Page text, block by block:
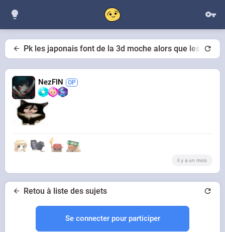
Pk les japonais font de la 3d moche alors que les
NezFIN
il y a un mois
Retou à liste des sujets
Se connecter pour participer